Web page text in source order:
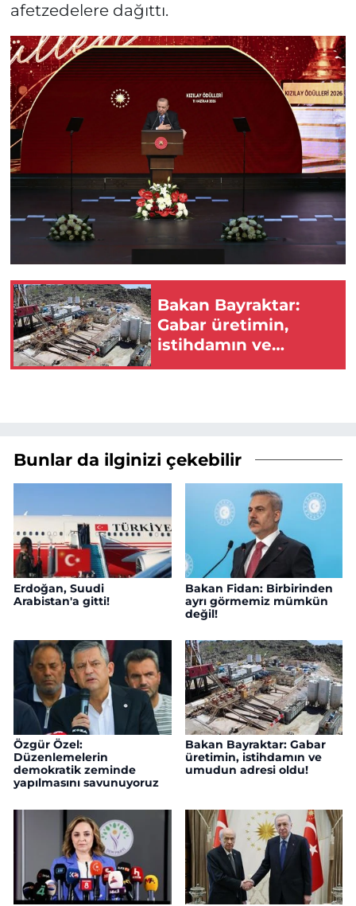
afetzedelere dağıttı.
Bakan Bayraktar:
Gabar üretimin,
istihdamın ve
umudun adresi oldu!
Bunlar da ilginizi çekebilir
Erdoğan, Suudi
Arabistan'a gitti!
Bakan Fidan: Birbirinden
ayrı görmemiz mümkün
değil!
Özgür Özel:
Düzenlemelerin
demokratik zeminde
yapılmasını savunuyoruz
Bakan Bayraktar: Gabar
üretimin, istihdamın ve
umudun adresi oldu!